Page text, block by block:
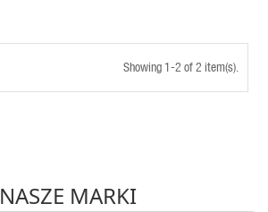
Showing 1-2 of 2 item(s).
NASZE MARKI